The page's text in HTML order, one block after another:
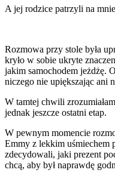
A jej rodzice patrzyli na
Rozmowa przy stole była
kryło w sobie ukryte
jakim samochodem jeżdżę.
niczego nie upiększając ani
W tamtej chwili
jednak jeszcze ostatni etap.
W pewnym momencie
Emmy z lekkim uśmiechem
zdecydowali, jaki prezent
chcą, aby był naprawdę